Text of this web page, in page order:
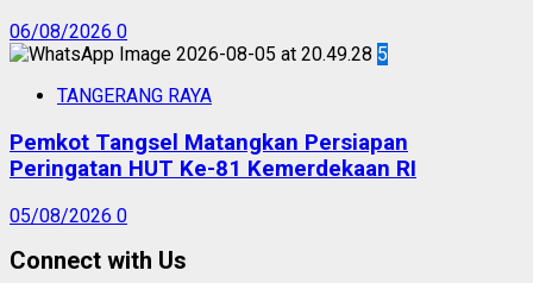
06/08/2026 0
5
TANGERANG RAYA
Pemkot Tangsel Matangkan Persiapan
Peringatan HUT Ke-81 Kemerdekaan RI
05/08/2026 0
Connect with Us